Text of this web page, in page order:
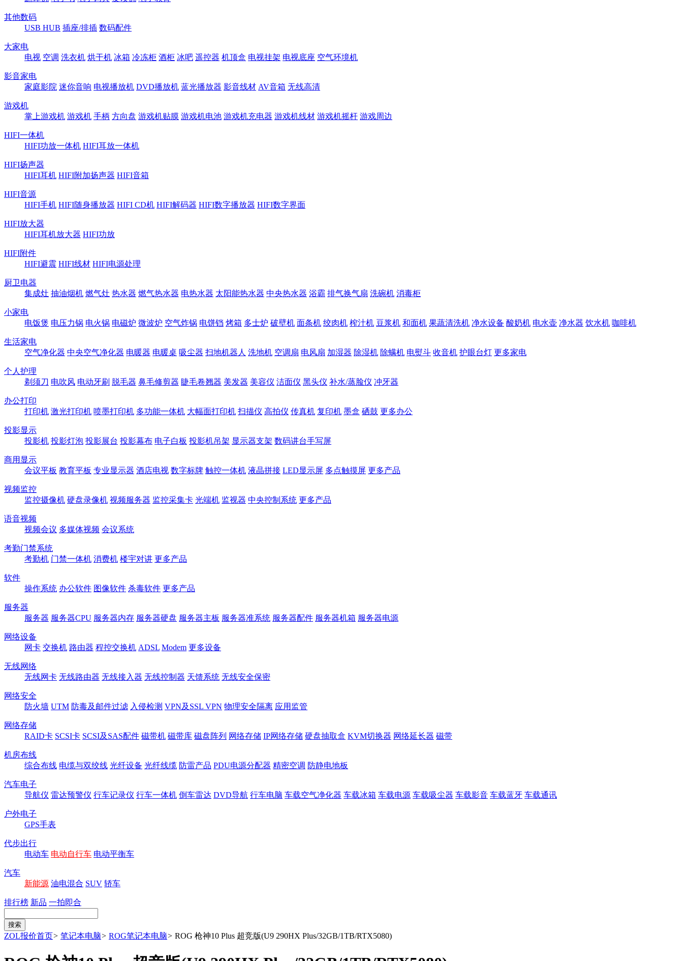
其他数码
USB HUB 插座/排插 数码配件
大家电
电视 空调 洗衣机 烘干机 冰箱 冷冻柜 酒柜 冰吧 遥控器 机顶盒 电视挂架 电视底座 空气环境机
影音家电
家庭影院 迷你音响 电视播放机 DVD播放机 蓝光播放器 影音线材 AV音箱 无线高清
游戏机
掌上游戏机 游戏机 手柄 方向盘 游戏机贴膜 游戏机电池 游戏机充电器 游戏机线材 游戏机摇杆 游戏周边
HIFI一体机
HIFI功放一体机 HIFI耳放一体机
HIFI扬声器
HIFI耳机 HIFI附加扬声器 HIFI音箱
HIFI音源
HIFI手机 HIFI随身播放器 HIFI CD机 HIFI解码器 HIFI数字播放器 HIFI数字界面
HIFI放大器
HIFI耳机放大器 HIFI功放
HIFI附件
HIFI避震 HIFI线材 HIFI电源处理
厨卫电器
集成灶 抽油烟机 燃气灶 热水器 燃气热水器 电热水器 太阳能热水器 中央热水器 浴霸 排气换气扇 洗碗机 消毒柜
小家电
电饭煲 电压力锅 电火锅 电磁炉 微波炉 空气炸锅 电饼铛 烤箱 多士炉 破壁机 面条机 绞肉机 榨汁机 豆浆机 和面机 果蔬清洗机 净水设备 酸奶机 电水壶 净水器 饮水机 咖啡机
生活家电
空气净化器 中央空气净化器 电暖器 电暖桌 吸尘器 扫地机器人 洗地机 空调扇 电风扇 加湿器 除湿机 除螨机 电熨斗 收音机 护眼台灯 更多家电
个人护理
剃须刀 电吹风 电动牙刷 脱毛器 鼻毛修剪器 睫毛卷翘器 美发器 美容仪 洁面仪 黑头仪 补水/蒸脸仪 冲牙器
办公打印
打印机 激光打印机 喷墨打印机 多功能一体机 大幅面打印机 扫描仪 高拍仪 传真机 复印机 墨盒 硒鼓 更多办公
投影显示
投影机 投影灯泡 投影展台 投影幕布 电子白板 投影机吊架 显示器支架 数码讲台手写屏
商用显示
会议平板 教育平板 专业显示器 酒店电视 数字标牌 触控一体机 液晶拼接 LED显示屏 多点触摸屏 更多产品
视频监控
监控摄像机 硬盘录像机 视频服务器 监控采集卡 光端机 监视器 中央控制系统 更多产品
语音视频
视频会议 多媒体视频 会议系统
考勤门禁系统
考勤机 门禁一体机 消费机 楼宇对讲 更多产品
软件
操作系统 办公软件 图像软件 杀毒软件 更多产品
服务器
服务器 服务器CPU 服务器内存 服务器硬盘 服务器主板 服务器准系统 服务器配件 服务器机箱 服务器电源
网络设备
网卡 交换机 路由器 程控交换机 ADSL Modem 更多设备
无线网络
无线网卡 无线路由器 无线接入器 无线控制器 天馈系统 无线安全保密
网络安全
防火墙 UTM 防毒及邮件过滤 入侵检测 VPN及SSL VPN 物理安全隔离 应用监管
网络存储
RAID卡 SCSI卡 SCSI及SAS配件 磁带机 磁带库 磁盘阵列 网络存储 IP网络存储 硬盘抽取盒 KVM切换器 网络延长器 磁带
机房布线
综合布线 电缆与双绞线 光纤设备 光纤线缆 防雷产品 PDU电源分配器 精密空调 防静电地板
汽车电子
导航仪 雷达预警仪 行车记录仪 行车一体机 倒车雷达 DVD导航 行车电脑 车载空气净化器 车载冰箱 车载电源 车载吸尘器 车载影音 车载蓝牙 车载通讯
户外电子
GPS手表
代步出行
电动车 电动自行车 电动平衡车
汽车
新能源 油电混合 SUV 轿车
排行榜 新品 一拍即合
ZOL报价首页> 笔记本电脑> ROG笔记本电脑> ROG 枪神10 Plus 超竞版(U9 290HX Plus/32GB/1TB/RTX5080)